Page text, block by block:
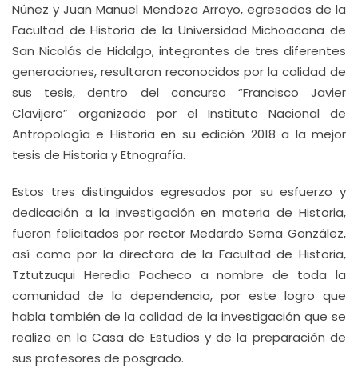
Núñez y Juan Manuel Mendoza Arroyo, egresados de la
Facultad de Historia de la Universidad Michoacana de
San Nicolás de Hidalgo, integrantes de tres diferentes
generaciones, resultaron reconocidos por la calidad de
sus tesis, dentro del concurso “Francisco Javier
Clavijero” organizado por el Instituto Nacional de
Antropología e Historia en su edición 2018 a la mejor
tesis de Historia y Etnografía.
Estos tres distinguidos egresados por su esfuerzo y
dedicación a la investigación en materia de Historia,
fueron felicitados por rector Medardo Serna González,
así como por la directora de la Facultad de Historia,
Tztutzuqui Heredia Pacheco a nombre de toda la
comunidad de la dependencia, por este logro que
habla también de la calidad de la investigación que se
realiza en la Casa de Estudios y de la preparación de
sus profesores de posgrado.